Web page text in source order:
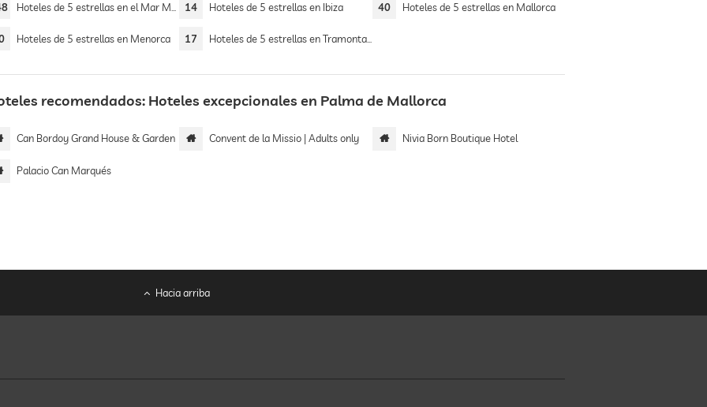
Hoteles de 5 estrellas en el Mar Mediterráneo 14 Hoteles de 5 estrellas en Ibiza 40 Hoteles de 5 estrellas en Mallorca
Hoteles de 5 estrellas en Menorca 17 Hoteles de 5 estrellas en Tramontana
recomendados: Hoteles excepcionales en Palma de Mallorca
Can Bordoy Grand House & Garden Convent de la Missio | Adults only Nivia Born Boutique Hotel
Palacio Can Marqués
Hacia arriba